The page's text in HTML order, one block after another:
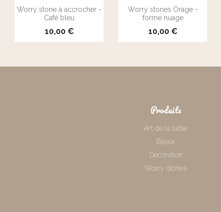
 Aperçu rapide
Worry stone à accrocher -
Café bleu
10,00 €
Aperçu rapide
Worry stones Orage -
forme nuage
10,00 €
Produits
Art de la table
Bijoux
Décoration
Worry stones